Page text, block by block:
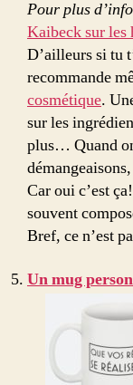
Pour plus
Kaibeck sur les
D’ailleurs si tu
recommande
cosmétique.
sur les
plus… Quand
Car oui c’est
souvent
Bref, ce n’est
Un mug